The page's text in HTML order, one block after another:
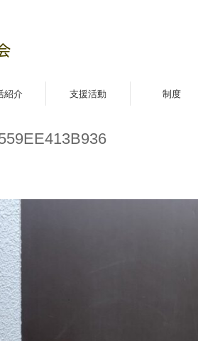
紹介 支援活動 制度